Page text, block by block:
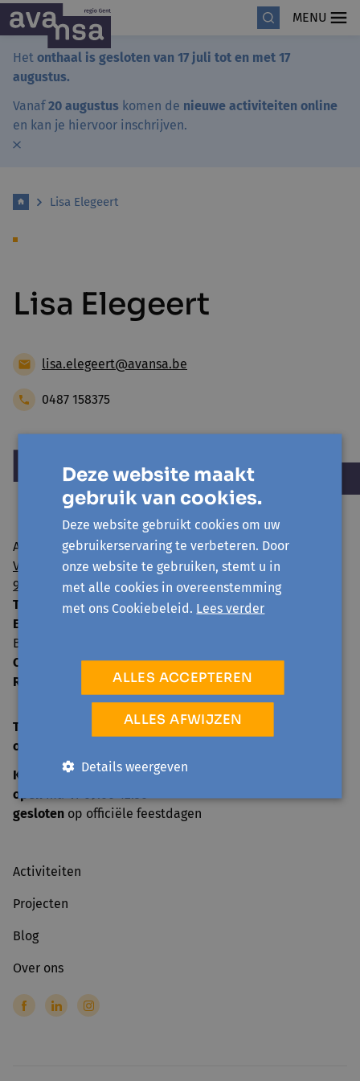
MENU
Het onthaal is gesloten van 17 juli tot en met 17
augustus.
Vanaf20 augustus komen de nieuwe activiteiten online
en kan je hiervoor inschrijven.
Lisa Elegeert
Lisa Elegeert
lisa.elegeert@avansa.be
0487 158375
Avansa regio Gent vzw
Visserij 106/1
9000 Gent
T:
09 224 22 65
E:
BE15 8939 4415 5730
Ondernemingsnummer:0859.604.397
RPR:
Oost-Vlaanderen
TELEFONISCH ONTHAAL
open
KANTOOR
openma-vr 09:00-12:30
gesloten op officiële feestdagen
Activiteiten
Projecten
Blog
Over ons
Deze website maakt
gebruik van cookies.
Deze website gebruikt cookies om uw
gebruikerservaring te verbeteren. Door
onze website te gebruiken, stemt u in
met alle cookies in overeenstemming
met ons Cookiebeleid. Lees verder
ALLES ACCEPTEREN
ALLES AFWIJZEN
Details weergeven